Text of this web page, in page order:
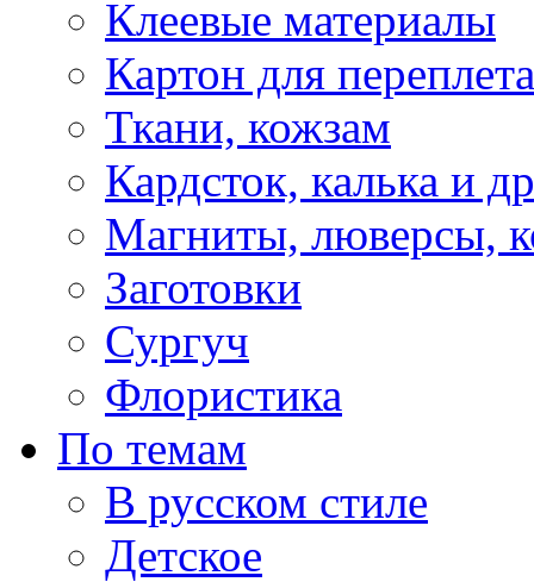
Клеевые материалы
Картон для переплета
Ткани, кожзам
Кардсток, калька и
Магниты, люверсы,
Заготовки
Сургуч
Флористика
По темам
В русском стиле
Детское